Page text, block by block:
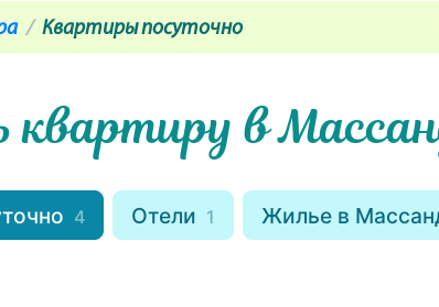
Квартиры посуточно
квартиру в
4 Отели 1 Жилье в